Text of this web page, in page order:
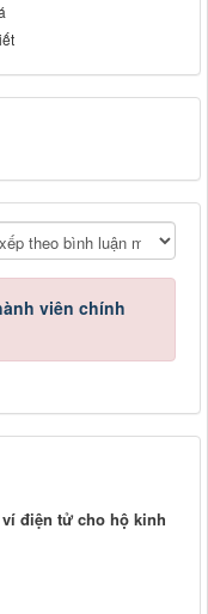
viên chính
điện tử cho hộ kinh